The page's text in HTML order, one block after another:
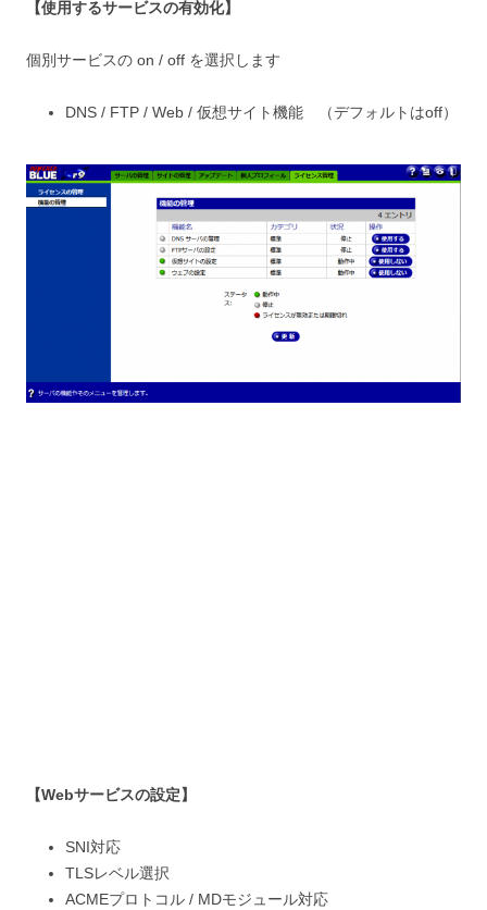
【使用するサービスの有効化】
個別サービスの on / off を選択します
DNS / FTP / Web / 仮想サイト機能 （デフォルトはoff）
【Webサービスの設定】
SNI対応
TLSレベル選択
ACMEプロトコル / MDモジュール対応